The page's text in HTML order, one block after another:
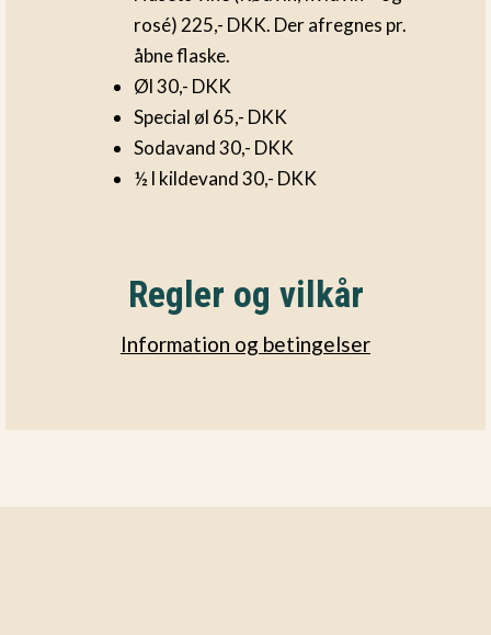
rosé) 225,- DKK. Der afregnes pr.
åbne flaske.
Øl 30,- DKK
Special øl 65,- DKK
Sodavand 30,- DKK
½ l kildevand 30,- DKK
Regler og vilkår
Information og betingelser